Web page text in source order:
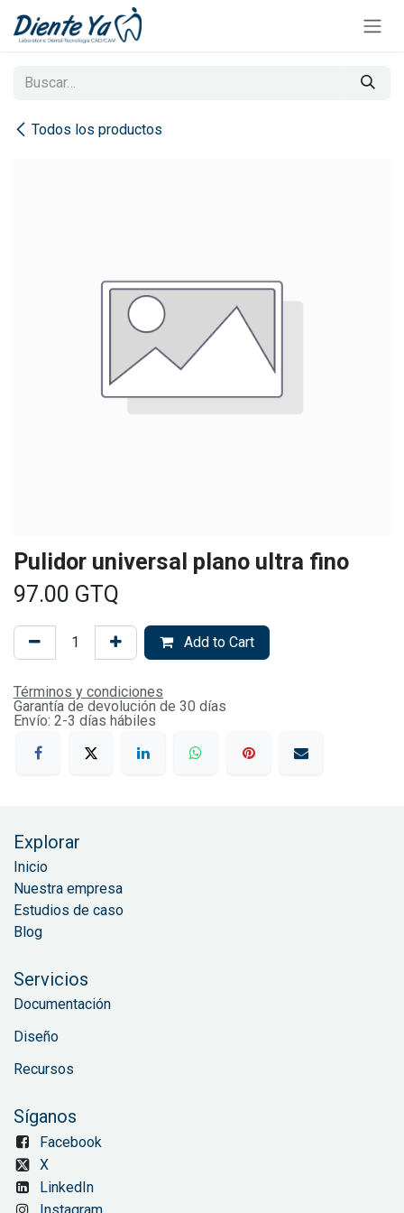
Todos los productos
Pulidor universal plano ultra fino
97.00 GTQ
Add to Cart
Términos y condiciones
Garantía de devolución de 30 días
Envío: 2-3 días hábiles
Explorar
Inicio
Nuestra empresa
Estudios de caso
Blog
Servicios
Documentación
Diseño
Recursos
Síganos
Facebook
X
LinkedIn